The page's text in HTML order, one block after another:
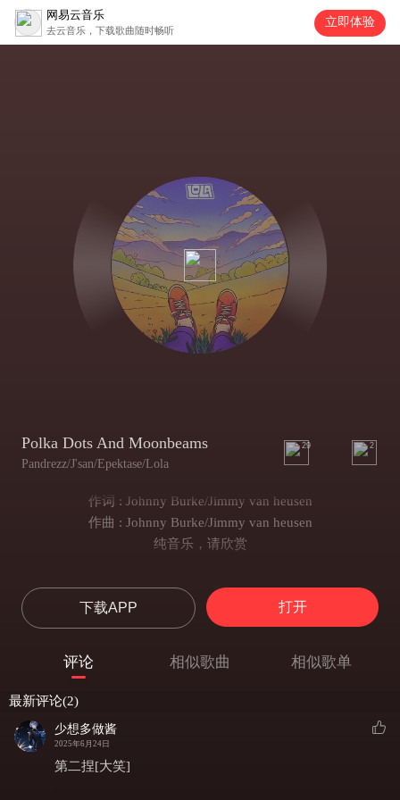
网易云音乐
去云音乐，下载歌曲随时畅听
立即体验
Polka Dots And Moonbeams
Pandrezz/J'san/Epektase/Lola
29 2
作词 : Johnny Burke/Jimmy van heusen
作曲 : Johnny Burke/Jimmy van heusen
纯音乐，请欣赏
下载APP 打开
评论 相似歌曲 相似歌单
最新评论(2)
少想多做酱
2025年6月24日
第二捏[大笑]